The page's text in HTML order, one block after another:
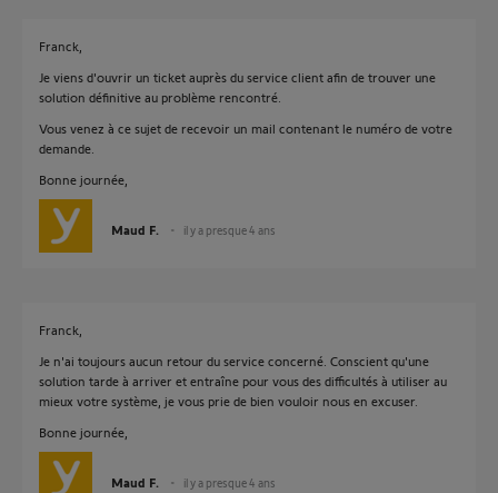
Franck,
Je viens d'ouvrir un ticket auprès du service client afin de trouver une
solution définitive au problème rencontré.
Vous venez à ce sujet de recevoir un mail contenant le numéro de votre
demande.
Bonne journée,
Maud F. il y a presque 4 ans
Franck,
Je n'ai toujours aucun retour du service concerné. Conscient qu'une
solution tarde à arriver et entraîne pour vous des difficultés à utiliser au
mieux votre système, je vous prie de bien vouloir nous en excuser.
Bonne journée,
Maud F. il y a presque 4 ans